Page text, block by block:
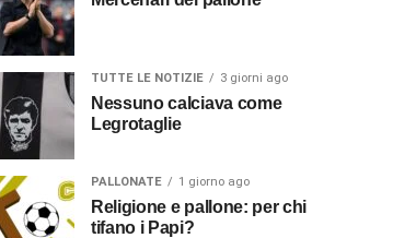
TUTTE LE NOTIZIE 3 giorni ago
Nessuno calciava come
Legrotaglie
PALLONATE 1 giorno ago
Religione e pallone: per chi
tifano i Papi?